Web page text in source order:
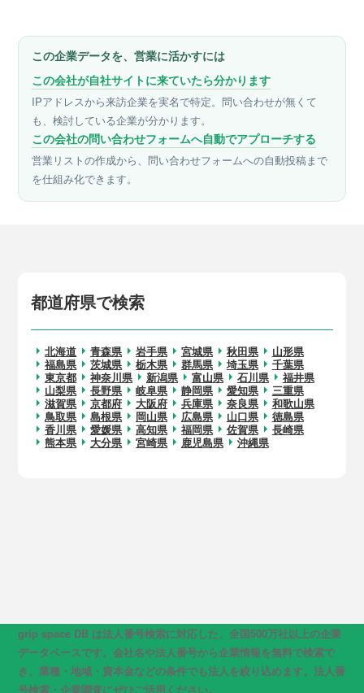
この企業データを、営業に活かすには
この会社が自社サイトに来ていたら分かります
IPアドレスから来訪企業を実名で特定。問い合わせが無くて
も、検討している企業が分かります。
この会社の問い合わせフォームへ自動でアプローチする
営業リストの作成から、問い合わせフォームへの自動投稿まで
を仕組み化できます。
都道府県で検索
北海道 青森県 岩手県 宮城県 秋田県
山形県
福島県
茨城県 栃木県 群馬県 埼玉県
千葉県
東京都
神奈川県 新潟県 富山県 石川県
福井県
山梨県
長野県 岐阜県 静岡県 愛知県
三重県
滋賀県
京都府 大阪府 兵庫県 奈良県
和歌山県
鳥取県
島根県 岡山県 広島県 山口県
徳島県
香川県
愛媛県 高知県 福岡県 佐賀県
長崎県
熊本県
大分県 宮崎県 鹿児島県 沖縄県
grip space DB は法人番号検索に対応した、全国500万社以上の企業
データベースです。会社名や法人番号から企業情報を無料で検索で
き、業種・地域・資本金などの条件でも法人を絞り込めます。法人番
号検索・企業調査にぜひご活用ください。